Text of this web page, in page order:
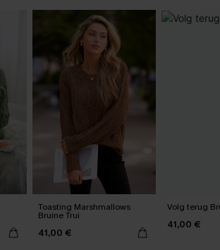
Toasting Marshmallows
Bruine Trui
41,00 €
Volg terug
41,00 €